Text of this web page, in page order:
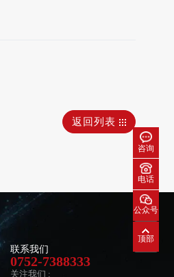
咨询
电话
公众号
顶部
返回列表
联系我们
0752-7388333
关注我们 :